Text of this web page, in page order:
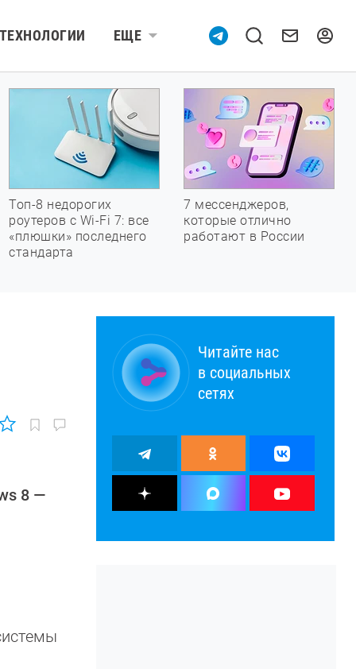
ТЕХНОЛОГИИ ЕЩЕ
Топ-8 недорогих
роутеров с Wi-Fi 7: все
«плюшки» последнего
стандарта
7 мессенджеров,
которые отлично
работают в России
8 —
Читайте нас
в социальных
сетях